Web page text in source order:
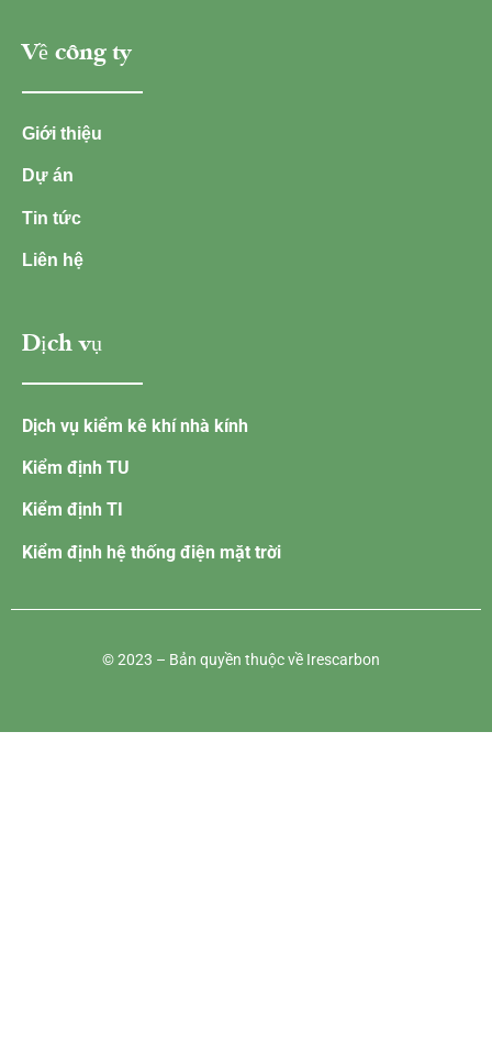
Về công ty
Giới thiệu
Dự án
Tin tức
Liên hệ
Dịch vụ
Dịch vụ kiểm kê khí nhà kính
Kiểm định TU
Kiểm định TI
Kiểm định hệ thống điện mặt trời
© 2023 – Bản quyền thuộc về Irescarbon